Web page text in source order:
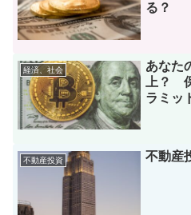
る？
経済、社会
あなた
上？
ラミッ
不動産投資 不動産